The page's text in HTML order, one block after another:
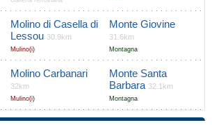
Molino di Casella di
Lessou 30.9km
Mulino(i)
Monte Giovine
31.6km
Montagna
Molino Carbanari
32km
Mulino(i)
Monte Santa
Barbara 32.1km
Montagna